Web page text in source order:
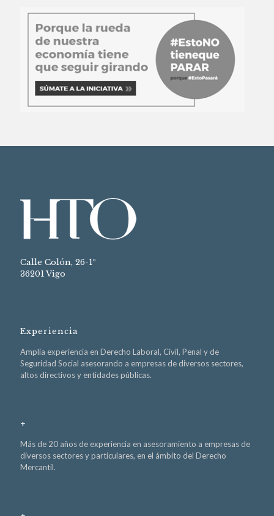
Calle Colón, 26-1º
36201 Vigo
Experiencia
Amplia experiencia en Derecho Laboral, Civil, Penal y de
Seguridad Social asesorando a empresas de diversos sectores,
altos directivos y entidades públicas.
+
Más de 20 años de experiencia en asesoramiento a empresas de
diversos sectores y particulares, en el ámbito del Derecho
Mercantil.